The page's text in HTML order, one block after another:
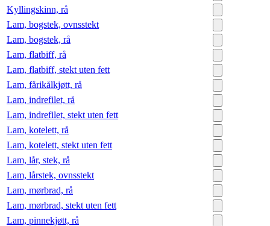
Kyllingskinn, rå
Lam, bogstek, ovnsstekt
Lam, bogstek, rå
Lam, flatbiff, rå
Lam, flatbiff, stekt uten fett
Lam, fårikålkjøtt, rå
Lam, indrefilet, rå
Lam, indrefilet, stekt uten fett
Lam, kotelett, rå
Lam, kotelett, stekt uten fett
Lam, lår, stek, rå
Lam, lårstek, ovnsstekt
Lam, mørbrad, rå
Lam, mørbrad, stekt uten fett
Lam, pinnekjøtt, rå